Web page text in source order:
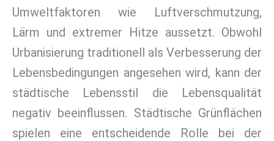
Umweltfaktoren wie Luftverschmutzung,
Lärm und extremer Hitze aussetzt. Obwohl
Urbanisierung traditionell als Verbesserung der
Lebensbedingungen angesehen wird, kann der
städtische Lebensstil die Lebensqualität
negativ beeinflussen. Städtische Grünflächen
spielen eine entscheidende Rolle bei der